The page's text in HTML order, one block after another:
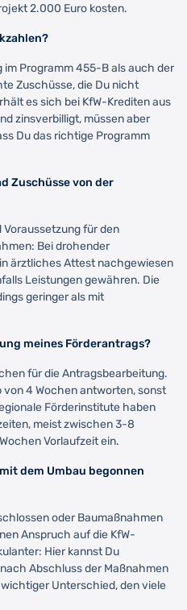
2.000 Euro kosten.
im Programm 455-B als auch der
Zuschüsse, die Du nicht
es sich bei KfW-Krediten aus
zinsverbilligt, müssen aber
Du das richtige Programm
Zuschüsse von der
für den
Bei drohender
ärztliches Attest nachgewiesen
Leistungen gewähren. Die
geringer als mit
meines Förderantrags?
für die Antragsbearbeitung.
von 4 Wochen antworten, sonst
Förderinstitute haben
meist zwischen 3-8
Vorlaufzeit ein.
dem Umbau begonnen
oder Baumaßnahmen
Anspruch auf die KfW-
Hier kannst Du
Abschluss der Maßnahmen
Unterschied, den viele